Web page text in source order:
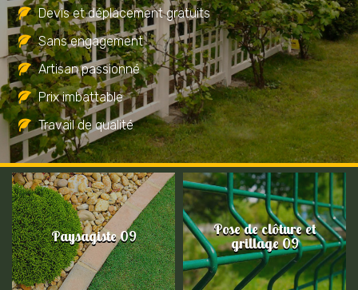
Devis et déplacement gratuits
Sans engagement
Artisan passionné
Prix imbattable
Travail de qualité
Paysagiste 09 Pose de clôture et
grillage 09